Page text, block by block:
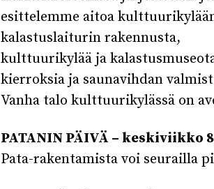
esittelemme aitoa
kalastuslaiturin rakennusta,
kulttuurikylää ja
kierroksia ja saunavihdan
Vanha talo kulttuurikylässä on
PATANIN PÄIVÄ – keskiviikko
Pata-rakentamista voi seurailla